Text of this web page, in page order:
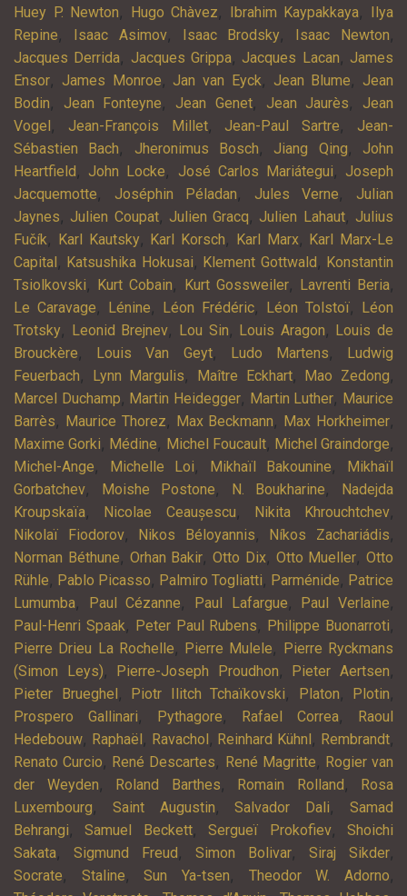
Huey P. Newton, Hugo Chàvez, Ibrahim Kaypakkaya,
Ilya
Repine, Isaac Asimov, Isaac Brodsky, Isaac Newton,
Jacques Derrida, Jacques Grippa, Jacques Lacan, James
Ensor, James Monroe, Jan van Eyck, Jean Blume, Jean
Bodin, Jean Fonteyne, Jean Genet, Jean Jaurès, Jean
Vogel , Jean-François Millet, Jean-Paul Sartre, Jean-
Sébastien Bach, Jheronimus Bosch, Jiang Qing, John
Heartfield , John Locke, José Carlos Mariátegui, Joseph
Jacquemotte, Joséphin Péladan, Jules Verne, Julian
Jaynes, Julien Coupat, Julien Gracq, Julien Lahaut, Julius
Fučík, Karl Kautsky, Karl Korsch, Karl Marx, Karl Marx-Le
Capital , Katsushika Hokusai, Klement Gottwald , Konstantin
Tsiolkovski, Kurt Cobain, Kurt Gossweiler, Lavrenti Beria,
Le Caravage, Lénine, Léon Frédéric, Léon Tolstoï,
Léon
Trotsky, Leonid Brejnev, Lou Sin, Louis Aragon, Louis de
Brouckère, Louis Van Geyt, Ludo Martens,
Ludwig
Feuerbach, Lynn Margulis, Maître Eckhart, Mao Zedong,
Marcel Duchamp, Martin Heidegger, Martin Luther, Maurice
Barrès, Maurice Thorez, Max Beckmann, Max Horkheimer,
Maxime Gorki, Médine, Michel Foucault, Michel Graindorge,
Michel-Ange, Michelle Loi, Mikhaïl Bakounine,
Mikhaïl
Gorbatchev, Moishe Postone, N. Boukharine,
Nadejda
Kroupskaïa, Nicolae Ceaușescu, Nikita Khrouchtchev,
Nikolaï Fiodorov, Nikos Béloyannis, Níkos Zachariádis,
Norman Béthune, Orhan Bakir, Otto Dix, Otto Mueller, Otto
Rühle, Pablo Picasso, Palmiro Togliatti, Parménide, Patrice
Lumumba, Paul Cézanne, Paul Lafargue, Paul Verlaine,
Paul-Henri Spaak, Peter Paul Rubens, Philippe Buonarroti,
Pierre Drieu La Rochelle, Pierre Mulele,
Pierre Ryckmans
(Simon Leys), Pierre-Joseph Proudhon, Pieter Aertsen,
Pieter Brueghel , Piotr Ilitch Tchaïkovski, Platon, Plotin,
Prospero Gallinari, Pythagore, Rafael Correa,
Raoul
Hedebouw, Raphaël , Ravachol , Reinhard Kühnl , Rembrandt,
Renato Curcio, René Descartes, René Magritte, Rogier van
der Weyden, Roland Barthes, Romain Rolland ,
Rosa
Luxembourg, Saint Augustin,Salvador Dali,Samad
Behrangi,Samuel Beckett,Sergueï Prokofiev,Shoichi
Sakata, Sigmund Freud , Simon Bolivar, Siraj Sikder,
Socrate, Staline,Sun Ya-tsen, Theodor W. Adorno,